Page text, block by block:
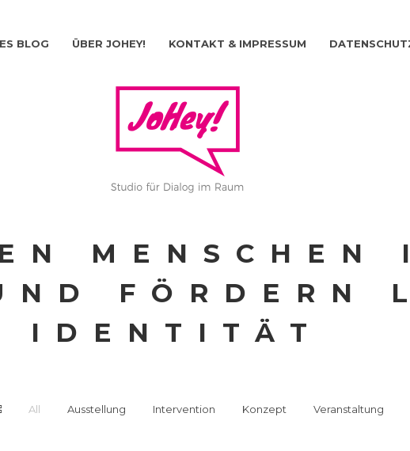
BLOG ÜBER JOHEY! KONTAKT & IMPRESSUM
MENSCHEN
FÖRDERN
IDENTITÄT
All Ausstellung Intervention Konzept Veranstaltung